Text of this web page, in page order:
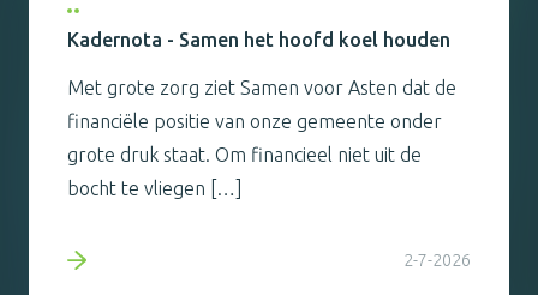
Kadernota - Samen het hoofd koel houden
Met grote zorg ziet Samen voor Asten dat de
financiële positie van onze gemeente onder
grote druk staat. Om financieel niet uit de
bocht te vliegen […]
2-7-2026